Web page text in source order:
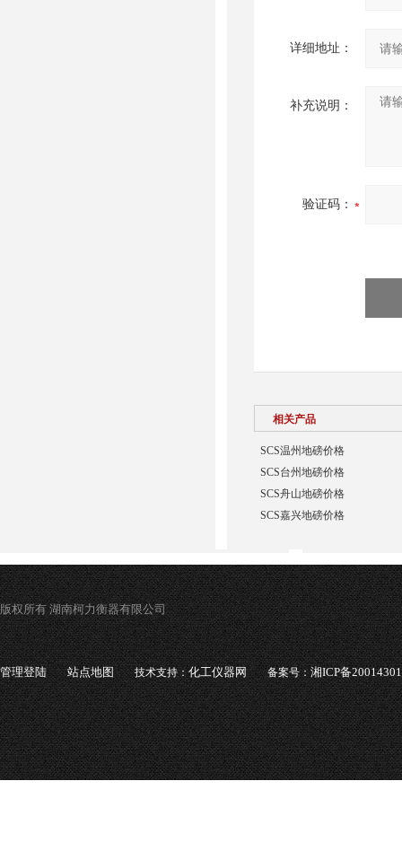
详细地址：
补充说明：
验证码：
相关产品
SCS温州地磅价格
SCS台州地磅价格
SCS舟山地磅价格
SCS嘉兴地磅价格
版权所有 湖南柯力衡器有限公司
管理登陆 站点地图 技术支持：化工仪器网 备案号：湘ICP备